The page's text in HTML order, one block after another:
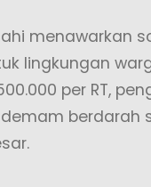
menawarkan
lingkungan
per RT,
berdarah